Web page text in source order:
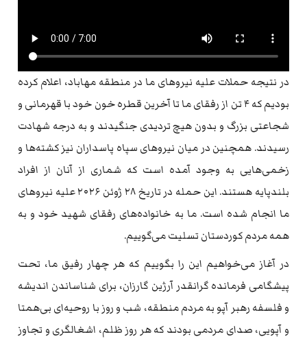
در نتیجه حملات علیه نیروهای ما در منطقه مهاباد، اعلام کرده
بودیم که ۴ تن از رفقای ما تا آخرین قطره خون خود با قهرمانی و
شجاعتی بزرگ و بدون هیچ تردیدی جنگیدند و به درجه شهادت
رسیدند. همچنین در میان نیروهای سپاه پاسداران نیز کشته‌ها و
زخمی‌هایی به وجود آمده است که شماری از آنان از افراد
بلندپایه هستند. این حمله در تاریخ ۲۸ ژوئن ۲۰۲۶ علیه نیروهای
ما انجام شده است. ما به خانواده‌های رفقای شهید خود و به
همه مردم کوردستان تسلیت می‌گوییم.
در آغاز می‌خواهیم این را بگوییم که هر چهار رفیق ما، تحت
پیشگامی فرمانده گرانقدر آرژین گارزان، برای شناساندن اندیشه
و فلسفه رهبر آپو به مردم منطقه، شب و روز با روحیه‌ای بی‌همتا
و آپویی، صدای مردمی بودند که هر روز ظلم، اشغالگری و تجاوز